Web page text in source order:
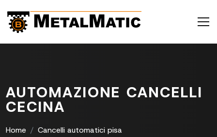
AUTOMAZIONE CANCELLI
CECINA
Home
Cancelli automatici pisa